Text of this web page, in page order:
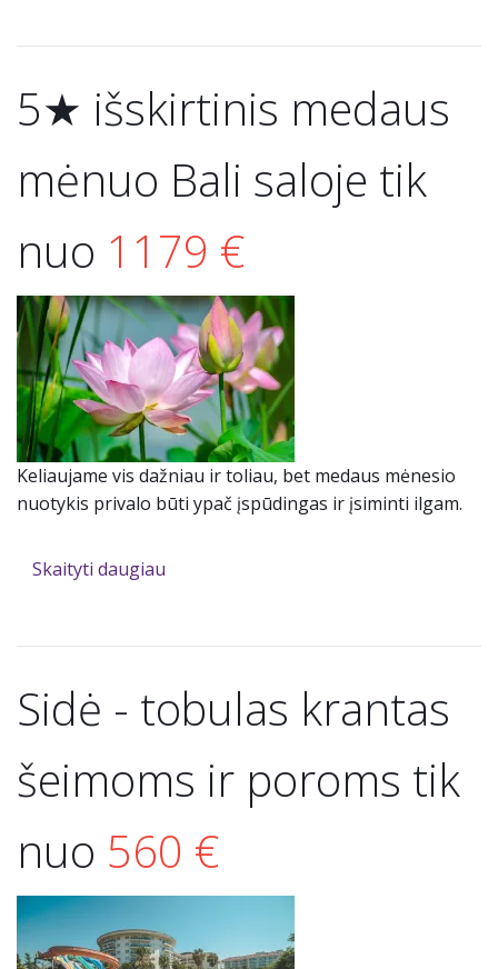
5★ išskirtinis medaus
mėnuo Bali saloje tik
nuo 1179 €
Keliaujame vis dažniau ir toliau, bet medaus mėnesio
nuotykis privalo būti ypač įspūdingas ir įsiminti ilgam.
Skaityti daugiau
Sidė - tobulas krantas
šeimoms ir poroms tik
nuo 560 €